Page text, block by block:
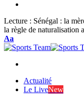
Lecture : Sénégal : la
la règle de naturalisation
Font
Resizer
Aa
Actualité
Le LiveNew